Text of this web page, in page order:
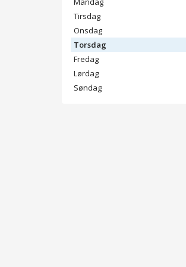
Tirsdag
Onsdag
Torsdag
Fredag
Lørdag
Søndag